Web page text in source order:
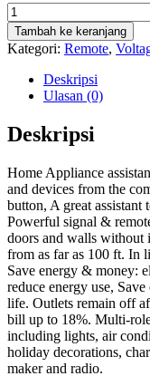
Kuantitas
Remote
Control
Electrical
Switch
Tambah ke keranjang
Kategori: Remote,
Deskripsi
Ulasan (0)
Deskripsi
Home Appliance
and devices from the
button, A great
Powerful signal &
doors and walls without
from as far as 100 ft. In
Save energy & money:
reduce energy use,
life. Outlets remain off
bill up to 18%. Multi-
including lights, air
holiday decorations,
maker and radio.